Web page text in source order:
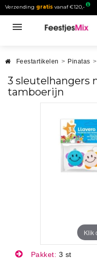
Verzending gratis vanaf €120,-
Feestartikelen > Pinatas >
3 sleutelhangers
tamboerijn
Klik
Pakket: 3 st